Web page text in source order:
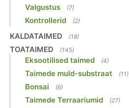
Valgustus (7)
Kontrollerid (2)
KALDATAIMED (18)
TOATAIMED (145)
Eksootilised taimed (4)
Taimede muld-substraat (11)
Bonsai (6)
Taimede Terraariumid (27)